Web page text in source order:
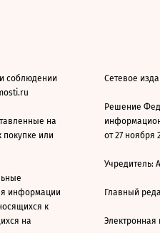
соблюдении
на
или
информации
к
на
Сетевое
Решение
от 27 ноября
Учредитель:
Главный
Электронная